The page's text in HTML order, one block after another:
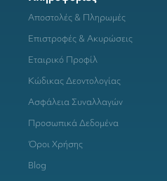
Αποστολές & Πληρωμές
Επιστροφές & Ακυρώσεις
Εταιρικό Προφίλ
Κώδικας Δεοντολογίας
Ασφάλεια Συναλλαγών
Προσωπικά Δεδομένα
Όροι Χρήσης
Blog